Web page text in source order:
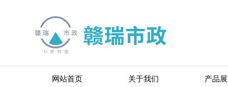
网站首页 关于我们 产品